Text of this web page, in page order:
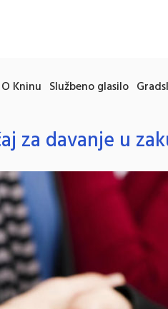
O Kninu Službeno glasilo
za davanje u